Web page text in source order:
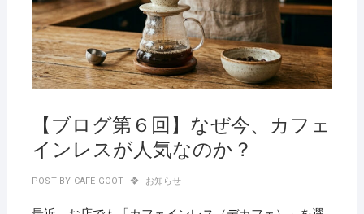
【ブログ第６回】なぜ今、カフェ
インレスが人気なのか？
POST BY CAFE-GOOT お知らせ